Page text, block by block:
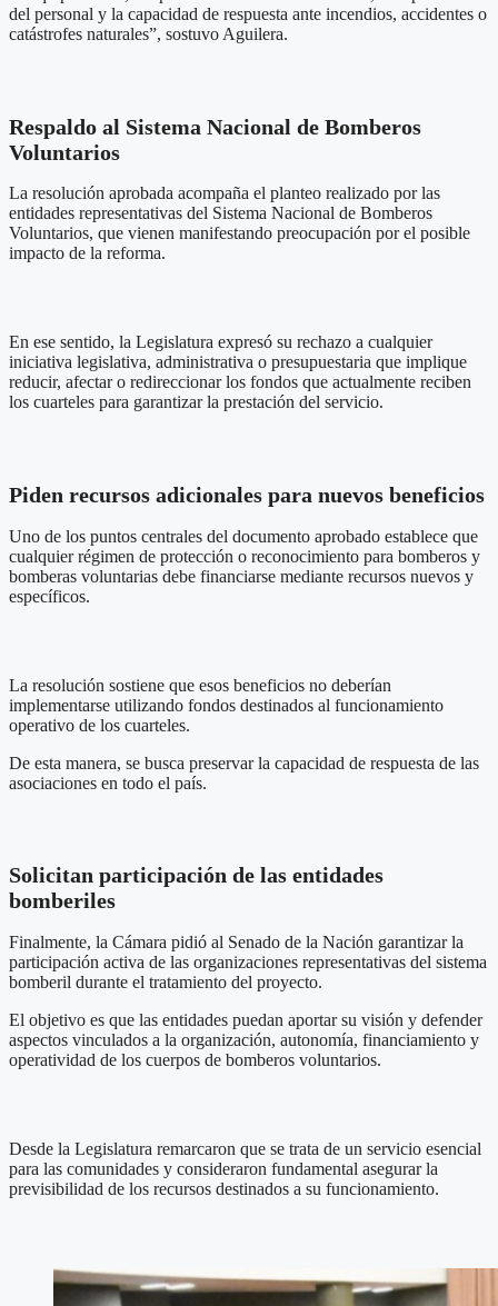
del personal y la capacidad de respuesta ante incendios, accidentes o
catástrofes naturales”, sostuvo Aguilera.
Respaldo al Sistema Nacional de Bomberos
Voluntarios
La resolución aprobada acompaña el planteo realizado por las
entidades representativas del Sistema Nacional de Bomberos
Voluntarios, que vienen manifestando preocupación por el posible
impacto de la reforma.
En ese sentido, la Legislatura expresó su rechazo a cualquier
iniciativa legislativa, administrativa o presupuestaria que implique
reducir, afectar o redireccionar los fondos que actualmente reciben
los cuarteles para garantizar la prestación del servicio.
Piden recursos adicionales para nuevos beneficios
Uno de los puntos centrales del documento aprobado establece que
cualquier régimen de protección o reconocimiento para bomberos y
bomberas voluntarias debe financiarse mediante recursos nuevos y
específicos.
La resolución sostiene que esos beneficios no deberían
implementarse utilizando fondos destinados al funcionamiento
operativo de los cuarteles.
De esta manera, se busca preservar la capacidad de respuesta de las
asociaciones en todo el país.
Solicitan participación de las entidades
bomberiles
Finalmente, la Cámara pidió al Senado de la Nación garantizar la
participación activa de las organizaciones representativas del sistema
bomberil durante el tratamiento del proyecto.
El objetivo es que las entidades puedan aportar su visión y defender
aspectos vinculados a la organización, autonomía, financiamiento y
operatividad de los cuerpos de bomberos voluntarios.
Desde la Legislatura remarcaron que se trata de un servicio esencial
para las comunidades y consideraron fundamental asegurar la
previsibilidad de los recursos destinados a su funcionamiento.